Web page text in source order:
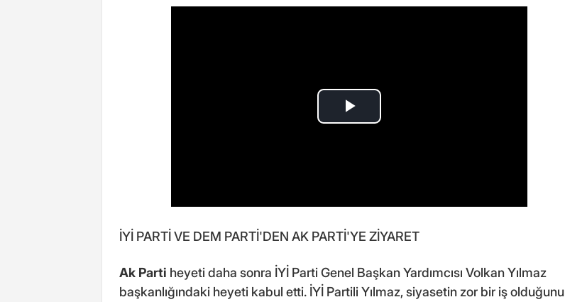
İYİ PARTİ VE DEM PARTİ'DEN AK PARTİ'YE ZİYARET
Ak Parti heyeti daha sonra İYİ Parti Genel Başkan Yardımcısı Volkan Yılmaz
başkanlığındaki heyeti kabul etti. İYİ Partili Yılmaz, siyasetin zor bir iş olduğunu